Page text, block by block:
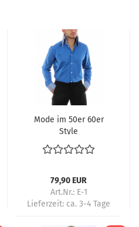
Mode im 50er 60er
Style
79,90 EUR
Art.Nr.: E-1
Lieferzeit: ca. 3-4 Tage